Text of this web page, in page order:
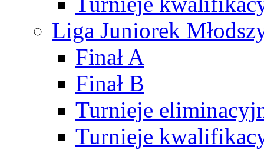
Liga Juniorek
Finał A
Finał B
Turnieje
Turnieje